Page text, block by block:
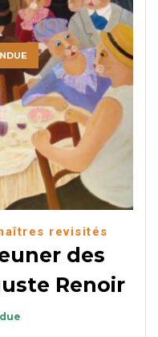
revisités
des
Renoir